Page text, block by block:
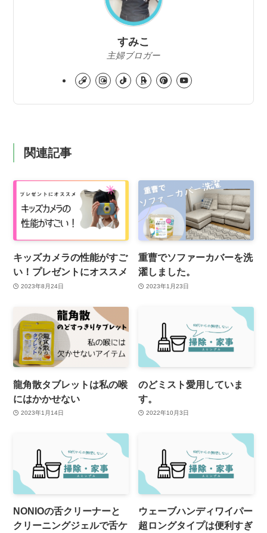
すみこ
主婦ブロガー
関連記事
キッズカメラの性能がすご
い！プレゼントにオススメ
2023年8月24日
重曹でソファーカバーを洗
濯しました。
2023年1月23日
龍角散タブレットは私の喉
にはかかせない
2023年1月14日
のどミスト愛用していま
す。
2022年10月3日
NONIOの舌クリーナーと
クリーニングジェルで舌ケ
ウェーブハンディワイパー
超ロングタイプは便利すぎ